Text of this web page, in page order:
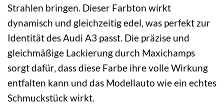
Strahlen bringen. Dieser Farbton wirkt
dynamisch und gleichzeitig edel, was perfekt zur
Identität des Audi A3 passt. Die präzise und
gleichmäßige Lackierung durch Maxichamps
sorgt dafür, dass diese Farbe ihre volle Wirkung
entfalten kann und das Modellauto wie ein echtes
Schmuckstück wirkt.